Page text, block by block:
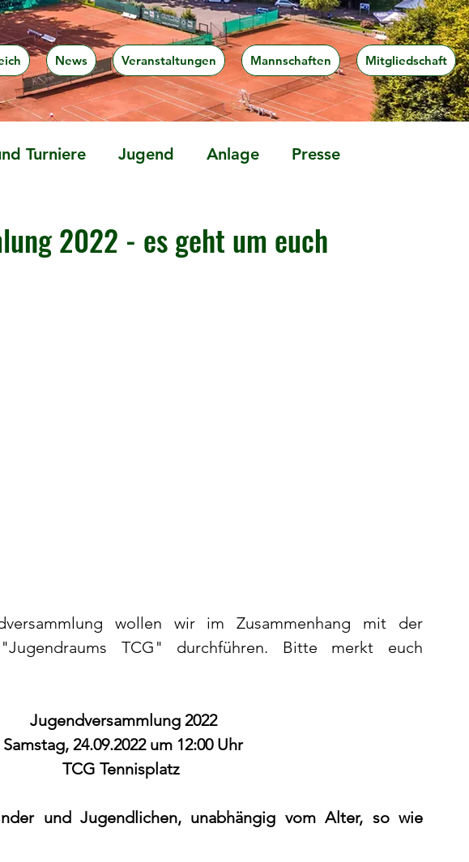
News Veranstaltungen Mannschaften Mitgliedschaft
Turniere Jugend Anlage Presse
2022 - es geht um euch
wollen wir im Zusammenhang mit der
TCG" durchführen. Bitte merkt euch
Jugendversammlung 2022
Samstag, 24.09.2022 um 12:00 Uhr
TCG Tennisplatz
und Jugendlichen, unabhängig vom Alter, so wie